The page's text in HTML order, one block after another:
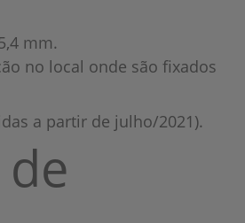
mm.
no local onde são fixados
a partir de julho/2021).